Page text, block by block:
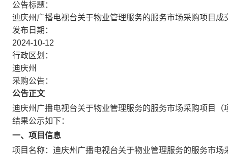
公告标题：
迪庆州广播电视台关于物业管理服务的服务市场采购项目成
发布日期：
2024-10-12
行政区划：
迪庆州
采购公告：
公告正文
迪庆州广播电视台关于物业管理服务的服务市场采购项目
结果公示如下：
一、项目信息
项目名称： 迪庆州广播电视台关于物业管理服务的服务市场